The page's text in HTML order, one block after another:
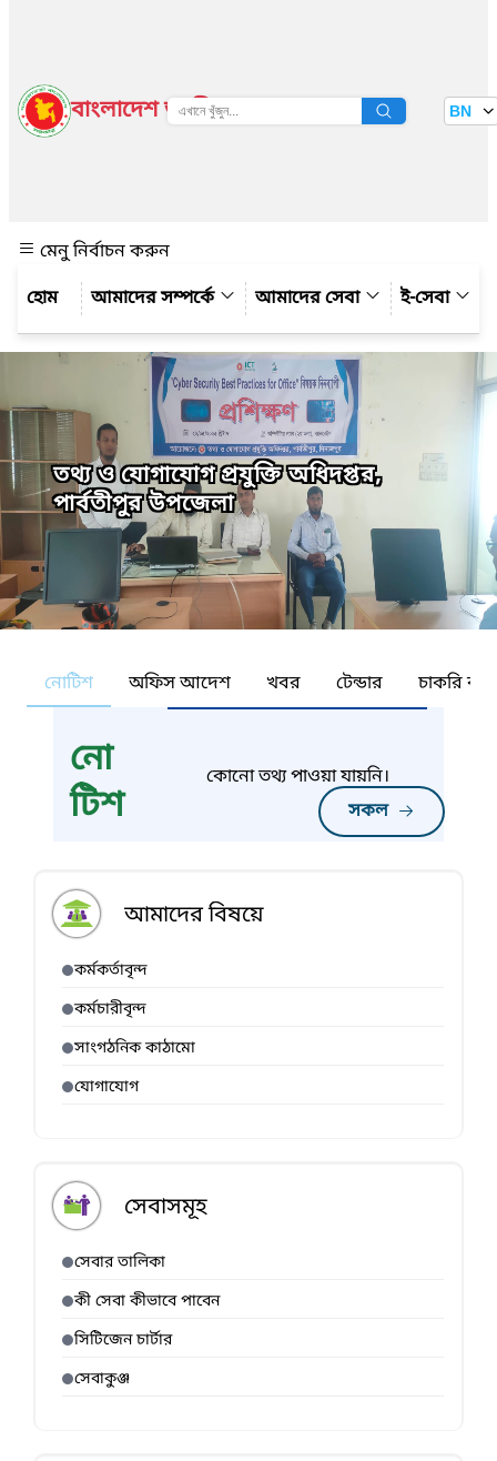
বাংলাদেশ জাতীয় তথ্য বাতায়ন BN
মেনু নির্বাচন করুন
আমাদের সম্পর্কে
আমাদের সেবা ই-সেবা
তথ্য ও যোগাযোগ প্রযুক্তি অধিদপ্তর,
পার্বতীপুর উপজেলা
নোটিশ অফিস আদেশ খবর টেন্ডার চাকরি
নো
টিশ
সকল
কোনো তথ্য পাওয়া যায়নি।
আমাদের বিষয়ে
কর্মকর্তাবৃন্দ
কর্মচারীবৃন্দ
সাংগঠনিক কাঠামো
যোগাযোগ
সেবাসমূহ
সেবার তালিকা
কী সেবা কীভাবে পাবেন
সিটিজেন চার্টার
সেবাকুঞ্জ